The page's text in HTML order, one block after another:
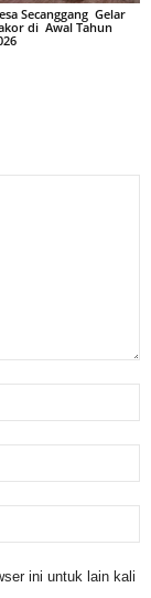
Secanggang Gelar
di Awal Tahun
ini untuk lain kali